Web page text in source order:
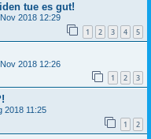
tue es gut!
2018 12:29
1 2 3 4 5
2018 12:26
1 2 3
2018 11:25
1 2